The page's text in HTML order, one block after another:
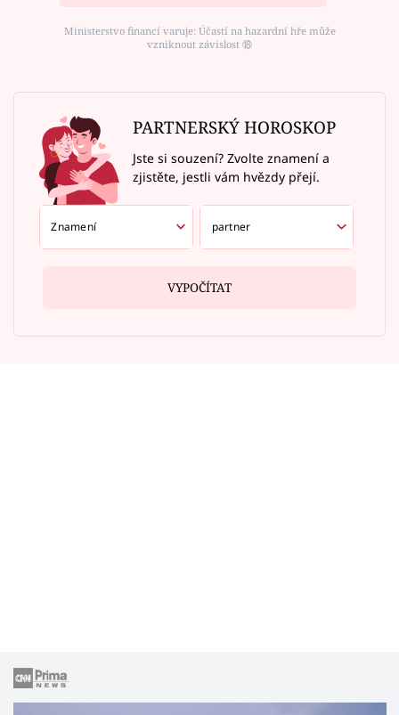
Ministerstvo financí varuje: Účastí na hazardní hře může
vzniknout závislost ⑱
PARTNERSKÝ HOROSKOP
Jste si souzení? Zvolte znamení a
zjistěte, jestli vám hvězdy přejí.
VYPOČÍTAT